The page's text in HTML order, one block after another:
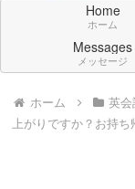
Home
ホーム
Messages
メッセージ
ホーム 英会
上がりですか？お持